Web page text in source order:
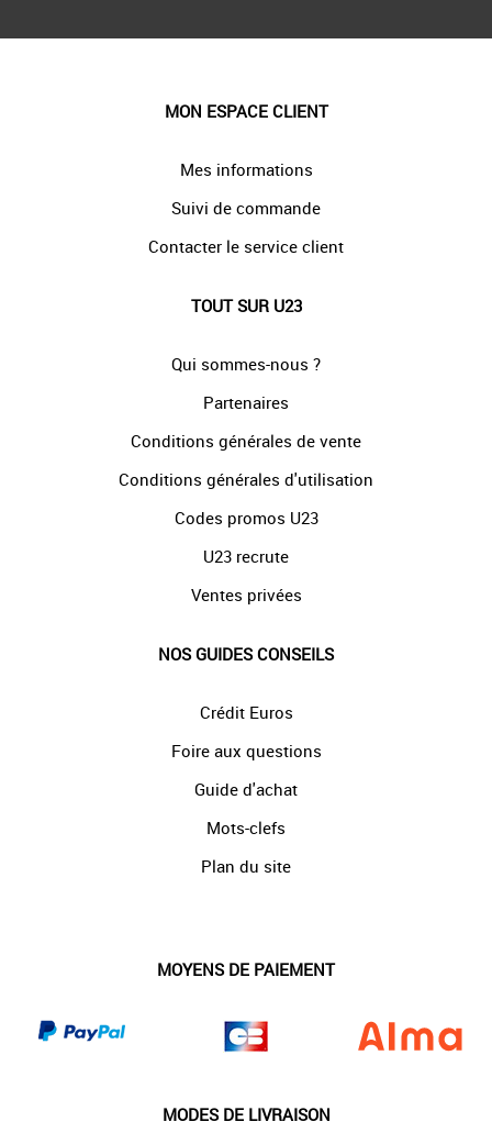
MON ESPACE CLIENT
Mes informations
Suivi de commande
Contacter le service client
TOUT SUR U23
Qui sommes-nous ?
Partenaires
Conditions générales de vente
Conditions générales d'utilisation
Codes promos U23
U23 recrute
Ventes privées
NOS GUIDES CONSEILS
Crédit Euros
Foire aux questions
Guide d'achat
Mots-clefs
Plan du site
MOYENS DE PAIEMENT
MODES DE LIVRAISON